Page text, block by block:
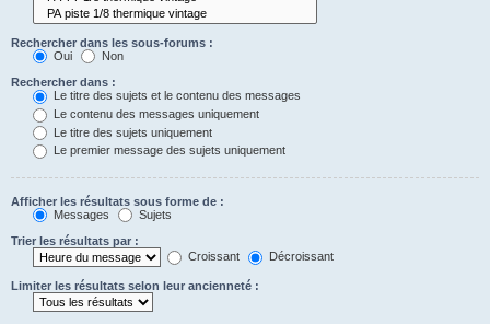
Rechercher dans les sous-forums :
Oui
Non
Rechercher dans :
Le titre des sujets et le contenu des messages
Le contenu des messages uniquement
Le titre des sujets uniquement
Le premier message des sujets uniquement
Afficher les résultats sous forme de :
Messages
Sujets
Trier les résultats par :
Croissant
Décroissant
Limiter les résultats selon leur ancienneté :